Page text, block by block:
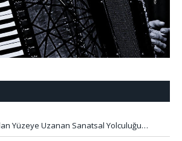
Yüzeye Uzanan Sanatsal Yolculuğu…